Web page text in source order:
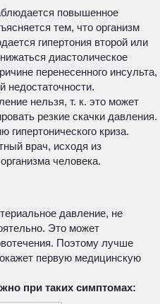
повышенное
тем, что организм
гипертония второй или
диастолическое
перенесенного инсульта,
недостаточности.
нельзя, т. к. это может
резкие скачки давления.
гипертонического криза.
врач, исходя из
человека.
давление, не
Это может
Поэтому лучше
первую медицинскую
при таких симптомах: